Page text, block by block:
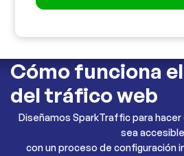
Cómo funciona
del tráfico web
Diseñamos SparkTraffic para
sea
con un proceso de configuración